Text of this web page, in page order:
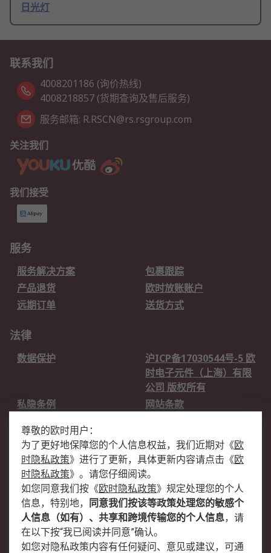
日光灯
联系我们
4008201186 (询价热线)
4008218857 (货期查询及售后服务)
服务邮箱: R.RSCN@rs.rsgroup.com
关注我们
我们接受
服务
服务解决方案
包裹跟踪
产品退货
欧时放账账户
远期订单
送货方式
法律
数据保护
沪ICP备17030544号-5 欧
时电子元件（上海）有限
公司 版权所有
私隐条例
网站条款
关于欧时
欧时销售条款
账户和付款
企业集团
全球办事处
关于我们
新闻中心
加入我们
尊敬的欧时用户：
为了更好地保障您的个人信息权益，我们近期对 《欧
时隐私政策》 进行了更新，具体更新内容请点击 《欧
时隐私政策》 。请您仔细阅读。
如您同意我们按 《欧时隐私政策》 规定处理您的个人
信息，特别地，
同意我们按该等政策处理您的敏感个
人信息（如有）、共享和跨境传输您的个人信息，请
在以下按“我已阅读并同意”确认。
如您对隐私政策内容有任何疑问、意见或建议，可通